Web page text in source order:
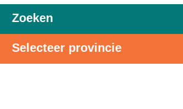
Zoeken
Selecteer provincie